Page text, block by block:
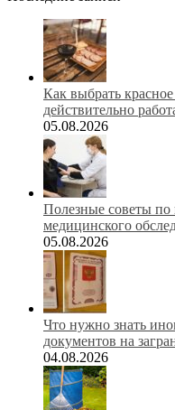
Как выбрать
действительно
05.08.2026
Полезные советы по
медицинского
05.08.2026
Что нужно знать
документов на
04.08.2026